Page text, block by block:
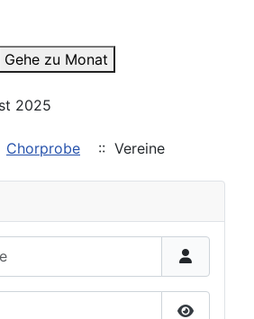
Gehe zu Monat
2025
Chorprobe :: Vereine